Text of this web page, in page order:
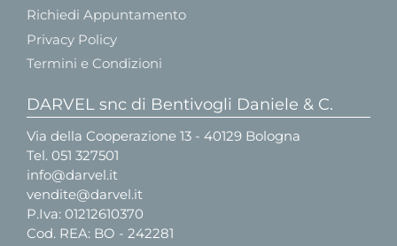
Richiedi Appuntamento
Privacy Policy
Termini e Condizioni
DARVEL snc di Bentivogli Daniele & C.
Via della Cooperazione 13 - 40129 Bologna
Tel. 051 327501
info@darvel.it
vendite@darvel.it
P.Iva: 01212610370
Cod. REA: BO - 242281